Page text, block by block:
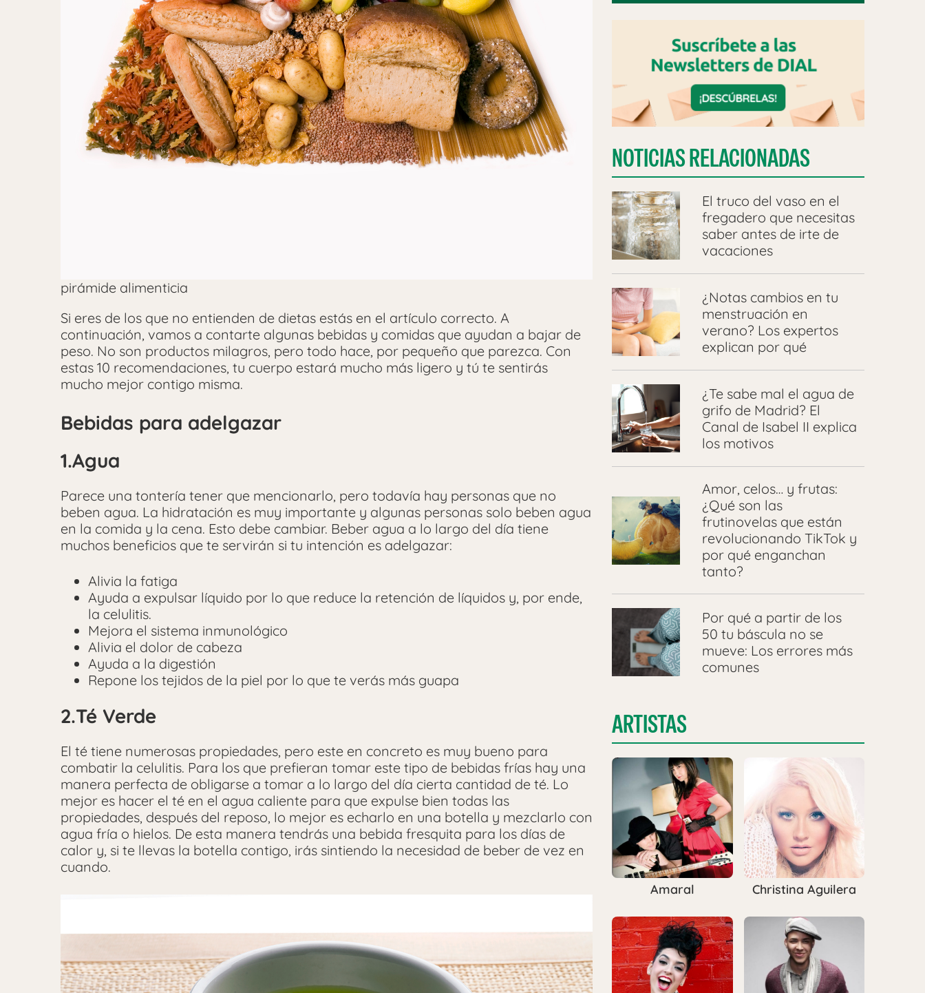
pirámide alimenticia
Si eres de los que no entienden de dietas estás en el artículo correcto. A
continuación, vamos a contarte algunas bebidas y comidas que ayudan a bajar de
peso. No son productos milagros, pero todo hace, por pequeño que parezca. Con
estas 10 recomendaciones, tu cuerpo estará mucho más ligero y tú te sentirás
mucho mejor contigo misma.
Bebidas para adelgazar
1.Agua
Parece una tontería tener que mencionarlo, pero todavía hay personas que no
beben agua. La hidratación es muy importante y algunas personas solo beben agua
en la comida y la cena. Esto debe cambiar. Beber agua a lo largo del día tiene
muchos beneficios que te servirán si tu intención es adelgazar:
Alivia la fatiga
Ayuda a expulsar líquido por lo que reduce la retención de líquidos y, por ende,
la celulitis.
Mejora el sistema inmunológico
Alivia el dolor de cabeza
Ayuda a la digestión
Repone los tejidos de la piel por lo que te verás más guapa
2.Té Verde
El té tiene numerosas propiedades, pero este en concreto es muy bueno para
combatir la celulitis. Para los que prefieran tomar este tipo de bebidas frías hay una
manera perfecta de obligarse a tomar a lo largo del día cierta cantidad de té. Lo
mejor es hacer el té en el agua caliente para que expulse bien todas las
propiedades, después del reposo, lo mejor es echarlo en una botella y mezclarlo con
agua fría o hielos. De esta manera tendrás una bebida fresquita para los días de
calor y, si te llevas la botella contigo, irás sintiendo la necesidad de beber de vez en
cuando.
NOTICIAS RELACIONADAS
El truco del vaso en el
fregadero que necesitas
saber antes de irte de
vacaciones
¿Notas cambios en tu
menstruación en
verano? Los expertos
explican por qué
¿Te sabe mal el agua de
grifo de Madrid? El
Canal de Isabel II explica
los motivos
Amor, celos… y frutas:
¿Qué son las
frutinovelas que están
revolucionando TikTok y
por qué enganchan
tanto?
Por qué a partir de los
50 tu báscula no se
mueve: Los errores más
comunes
ARTISTAS
Amaral Christina Aguilera